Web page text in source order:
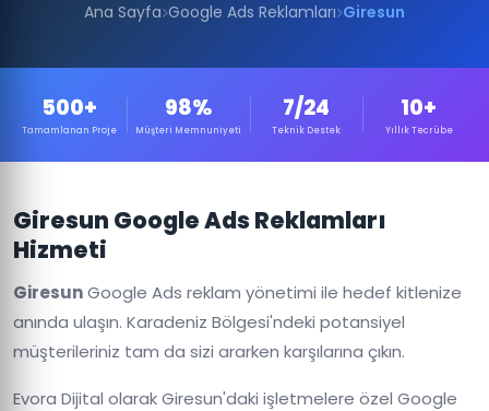
Ana Sayfa Google Ads Reklamları Giresun
500+
Tamamlanan Proje
98%
Müşteri Memnuniyeti
7/24
Teknik Destek
10+
Yıllık Tecrübe
Giresun Google Ads Reklamları
Hizmeti
GiresunGoogle Ads reklam yönetimi ile hedef kitlenize
anında ulaşın. Karadeniz Bölgesi'ndeki potansiyel
müşterileriniz tam da sizi ararken karşılarına çıkın.
Evora Dijital olarak Giresun'daki işletmelere özel Google